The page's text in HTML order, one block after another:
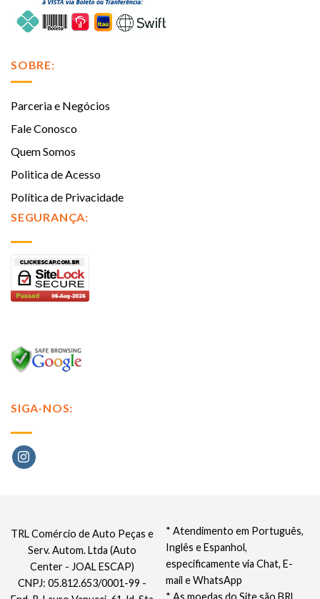
SOBRE:
Parceria e Negócios
Fale Conosco
Quem Somos
Politica de Acesso
Política de Privacidade
SEGURANÇA:
SIGA-NOS:
* Atendimento em Português,
Inglês e Espanhol,
especificamente via Chat, E-
mail e WhatsApp
* As moedas do Site são BRL
TRL Comércio de Auto Peças e
Serv. Autom. Ltda (Auto
Center - JOAL ESCAP)
CNPJ: 05.812.653/0001-99 -